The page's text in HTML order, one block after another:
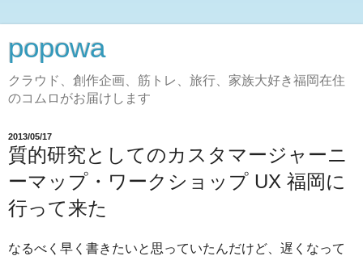
popowa
クラウド、創作企画、筋トレ、旅行、家族大好き福岡在住
のコムロがお届けします
2013/05/17
質的研究としてのカスタマージャーニ
ーマップ・ワークショップ UX 福岡に
行って来た
なるべく早く書きたいと思っていたんだけど、遅くなって